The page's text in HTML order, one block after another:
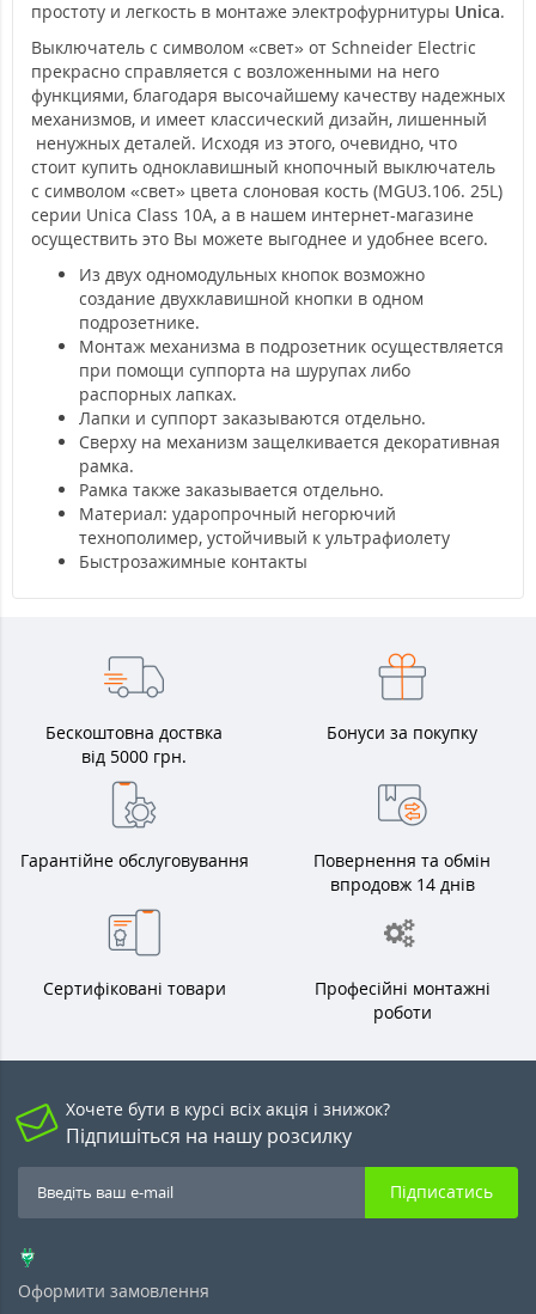
простоту и легкость в монтаже электрофурнитуры Unica.
Выключатель с символом «свет» от Schneider Electric
прекрасно справляется с возложенными на него
функциями, благодаря высочайшему качеству надежных
механизмов, и имеет классический дизайн, лишенный
ненужных деталей. Исходя из этого, очевидно, что
стоит купить одноклавишный кнопочный выключатель
с символом «свет» цвета слоновая кость (MGU3.106. 25L)
серии Unica Class 10А, а в нашем интернет-магазине
осуществить это Вы можете выгоднее и удобнее всего.
Из двух одномодульных кнопок возможно
создание двухклавишной кнопки в одном
подрозетнике.
Монтаж механизма в подрозетник осуществляется
при помощи суппорта на шурупах либо
распорных лапках.
Лапки и суппорт заказываются отдельно.
Сверху на механизм защелкивается декоративная
рамка.
Рамка также заказывается отдельно.
Материал: ударопрочный негорючий
технополимер, устойчивый к ультрафиолету
Быстрозажимные контакты
Бескоштовна доствка
від 5000 грн.
Бонуси за покупку
Гарантійне обслуговування
Повернення та обмін
впродовж 14 днів
Сертифіковані товари
Професійні монтажні
роботи
Хочете бути в курсі всіх акція і знижок?
Підпишіться на нашу розсилку
Підписатись
Оформити замовлення